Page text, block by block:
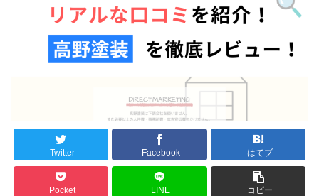
Twitter Facebook はてブ
Pocket LINE コピー